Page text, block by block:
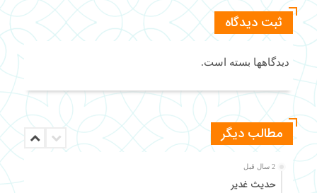
ثبت دیدگاه
دیدگاهها بسته است.
مطالب دیگر
2 سال قبل
حدیث غدیر